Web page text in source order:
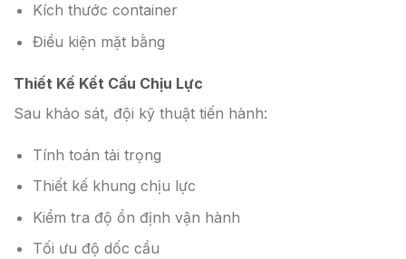
Kích thước container
Điều kiện mặt bằng
Thiết Kế Kết Cấu Chịu Lực
Sau khảo sát, đội kỹ thuật tiến hành:
Tính toán tải trọng
Thiết kế khung chịu lực
Kiểm tra độ ổn định vận hành
Tối ưu độ dốc cầu